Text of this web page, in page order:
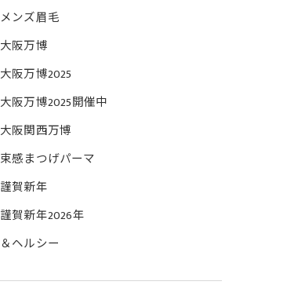
メンズ眉毛
大阪万博
大阪万博2025
大阪万博2025開催中
大阪関西万博
束感まつげパーマ
謹賀新年
謹賀新年2026年
＆ヘルシー